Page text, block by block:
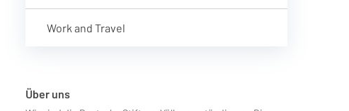
Work and Travel
Über uns